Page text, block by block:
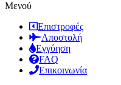
Μενού
Επιστροφές
Αποστολή
Εγγύηση
FAQ
Επικοινωνία